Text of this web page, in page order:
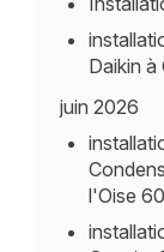
Daikin à
juin 2026
l'Oise 60